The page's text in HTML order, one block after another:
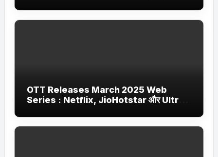
OTT Releases March 2025 Web
Series : Netflix, JioHotstar और Ultra